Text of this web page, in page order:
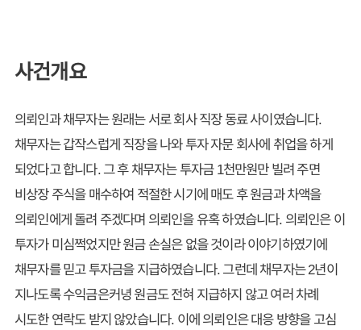
사건개요
의뢰인과 채무자는 원래는 서로 회사 직장 동료 사이였습니다.
채무자는 갑작스럽게 직장을 나와 투자 자문 회사에 취업을 하게
되었다고 합니다. 그 후 채무자는 투자금 1천만원만 빌려 주면
비상장 주식을 매수하여 적절한 시기에 매도 후 원금과 차액을
의뢰인에게 돌려 주겠다며 의뢰인을 유혹 하였습니다. 의뢰인은 이
투자가 미심쩍었지만 원금 손실은 없을 것이라 이야기하였기에
채무자를 믿고 투자금을 지급하였습니다. 그런데 채무자는 2년이
지나도록 수익금은커녕 원금도 전혀 지급하지 않고 여러 차례
시도한 연락도 받지 않았습니다. 이에 의뢰인은 대응 방향을 고심